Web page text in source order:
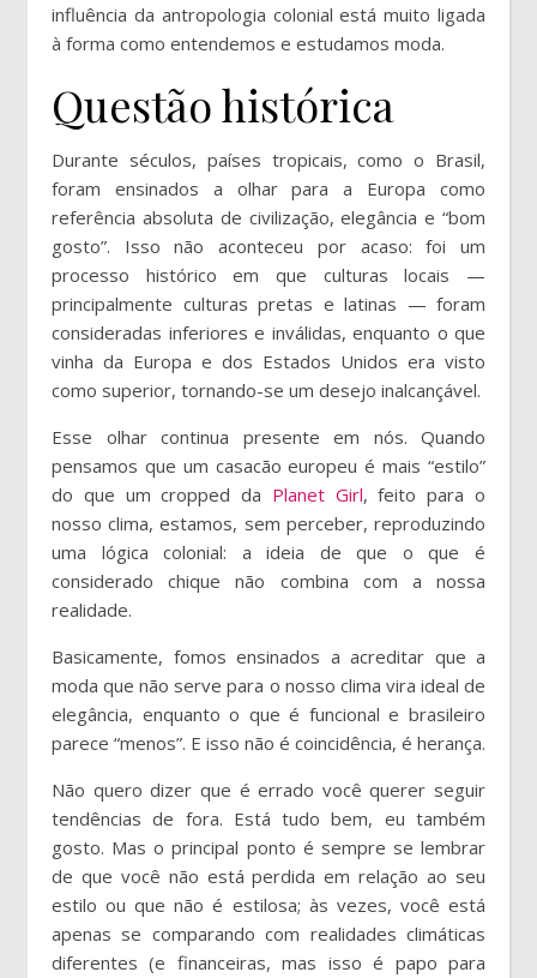
influência da antropologia colonial está muito ligada
à forma como entendemos e estudamos moda.
Questão histórica
Durante séculos, países tropicais, como o Brasil,
foram ensinados a olhar para a Europa como
referência absoluta de civilização, elegância e “bom
gosto”. Isso não aconteceu por acaso: foi um
processo histórico em que culturas locais —
principalmente culturas pretas e latinas — foram
consideradas inferiores e inválidas, enquanto o que
vinha da Europa e dos Estados Unidos era visto
como superior, tornando-se um desejo inalcançável.
Esse olhar continua presente em nós. Quando
pensamos que um casacão europeu é mais “estilo”
do que um cropped da Planet Girl, feito para o
nosso clima, estamos, sem perceber, reproduzindo
uma lógica colonial: a ideia de que o que é
considerado chique não combina com a nossa
realidade.
Basicamente, fomos ensinados a acreditar que a
moda que não serve para o nosso clima vira ideal de
elegância, enquanto o que é funcional e brasileiro
parece “menos”. E isso não é coincidência, é herança.
Não quero dizer que é errado você querer seguir
tendências de fora. Está tudo bem, eu também
gosto. Mas o principal ponto é sempre se lembrar
de que você não está perdida em relação ao seu
estilo ou que não é estilosa; às vezes, você está
apenas se comparando com realidades climáticas
diferentes (e financeiras, mas isso é papo para